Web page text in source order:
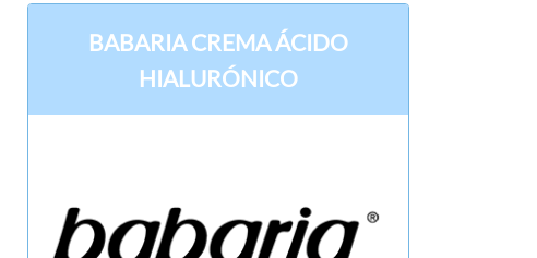
BABARIA CREMA ÁCIDO
HIALURÓNICO